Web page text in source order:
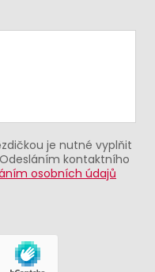
je nutné vyplňit
kontaktního
osobních údajů